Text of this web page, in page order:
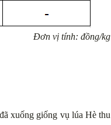
Đơn vị tính: đồng/kg
xuống giống vụ lúa Hè thu